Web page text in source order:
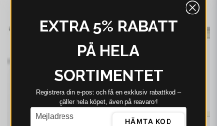
-21%
EXTRA 5% RABATT
PÅ HELA
SORTIMENTET
Registrera din e‑post och få en exklusiv rabattkod –
gäller hela köpet, även på reavaror!
email
Mejladress
HÄMTA KOD